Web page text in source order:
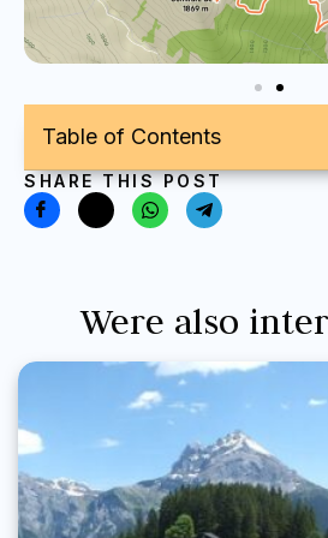
Table of Contents
SHARE THIS POST
Were also